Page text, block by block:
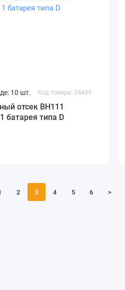
10 шт. Код товара: 34439
отсек BH111
батарея типа D
2 3 4 5 6 >